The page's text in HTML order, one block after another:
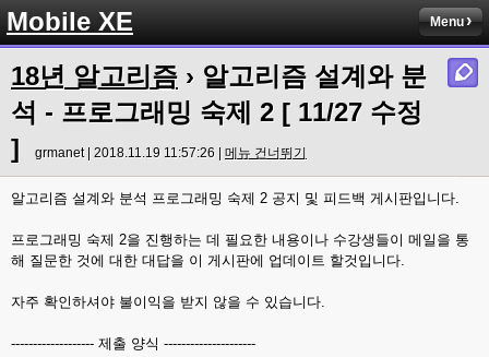
Mobile XE Menu
18년 알고리즘 › 알고리즘 설계와 분
석 - 프로그래밍 숙제 2 [ 11/27 수정
]
grmanet | 2018.11.19 11:57:26 | 메뉴 건너뛰기
알고리즘 설계와 분석 프로그래밍 숙제 2 공지 및 피드백 게시판입니다.
프로그래밍 숙제 2을 진행하는 데 필요한 내용이나 수강생들이 메일을 통
해 질문한 것에 대한 대답을 이 게시판에 업데이트 할것입니다.
자주 확인하셔야 불이익을 받지 않을 수 있습니다.
------------------- 제출 양식 ---------------------